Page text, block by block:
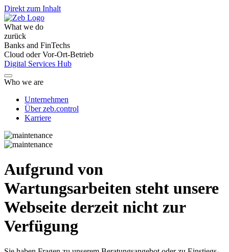
Direkt zum Inhalt
What we do
zurück
Banks and FinTechs
Cloud oder Vor-Ort-Betrieb
Digital Services Hub
Who we are
Unternehmen
Über zeb.control
Karriere
Aufgrund von
Wartungsarbeiten steht unsere
Webseite derzeit nicht zur
Verfügung